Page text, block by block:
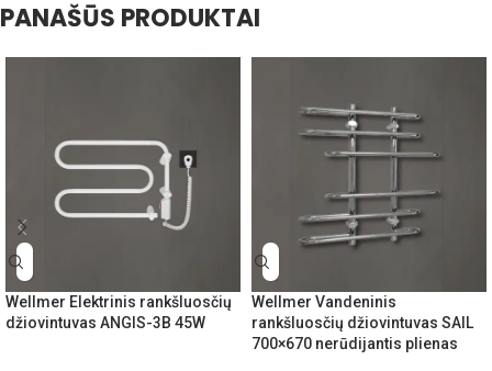
PANAŠŪS PRODUKTAI
Wellmer Elektrinis rankšluosčių
džiovintuvas ANGIS-3B 45W
Wellmer Vandeninis
rankšluosčių džiovintuvas SAIL
700×670 nerūdijantis plienas